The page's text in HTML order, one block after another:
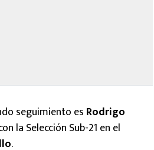
seguimiento es Rodrigo
la Selección Sub-21 en el
.